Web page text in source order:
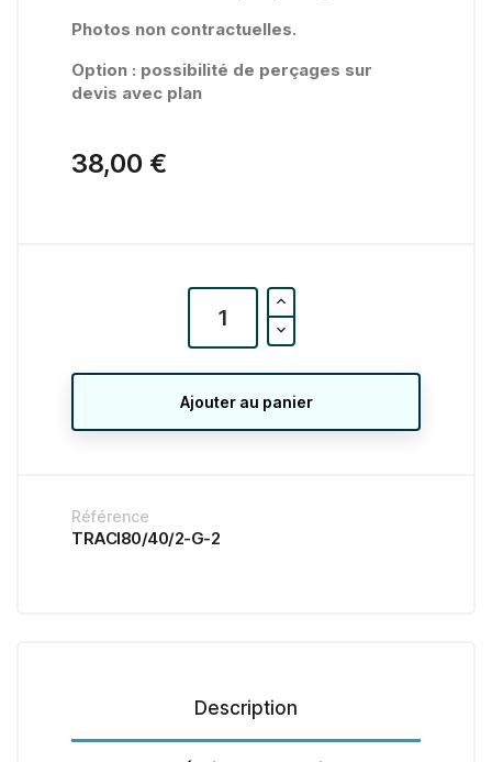
Photos non contractuelles.
Option : possibilité de perçages sur
devis avec plan
38,00 €
Ajouter au panier
Référence
TRACI80/40/2-G-2
Description